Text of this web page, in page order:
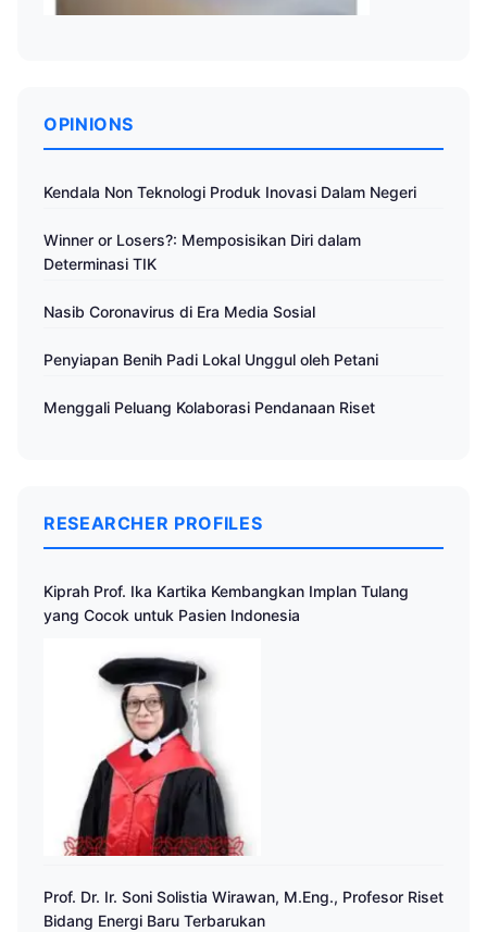
OPINIONS
Kendala Non Teknologi Produk Inovasi Dalam Negeri
Winner or Losers?: Memposisikan Diri dalam
Determinasi TIK
Nasib Coronavirus di Era Media Sosial
Penyiapan Benih Padi Lokal Unggul oleh Petani
Menggali Peluang Kolaborasi Pendanaan Riset
RESEARCHER PROFILES
Kiprah Prof. Ika Kartika Kembangkan Implan Tulang
yang Cocok untuk Pasien Indonesia
Prof. Dr. Ir. Soni Solistia Wirawan, M.Eng., Profesor Riset
Bidang Energi Baru Terbarukan